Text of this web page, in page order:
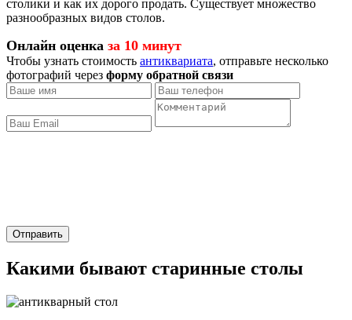
столики и как их дорого продать. Существует множество
разнообразных видов столов.
Онлайн оценка за 10 минут
Чтобы узнать стоимость антиквариата, отправьте несколько
фотографий через форму обратной связи
Отправить
Какими бывают старинные столы